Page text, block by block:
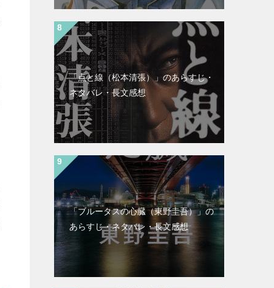
「点と線（松本清張）」のあらすじ・
ネタバレ・長文感想
「ブルータスの心臓（東野圭吾）」の
あらすじ・ネタバレ・長文感想